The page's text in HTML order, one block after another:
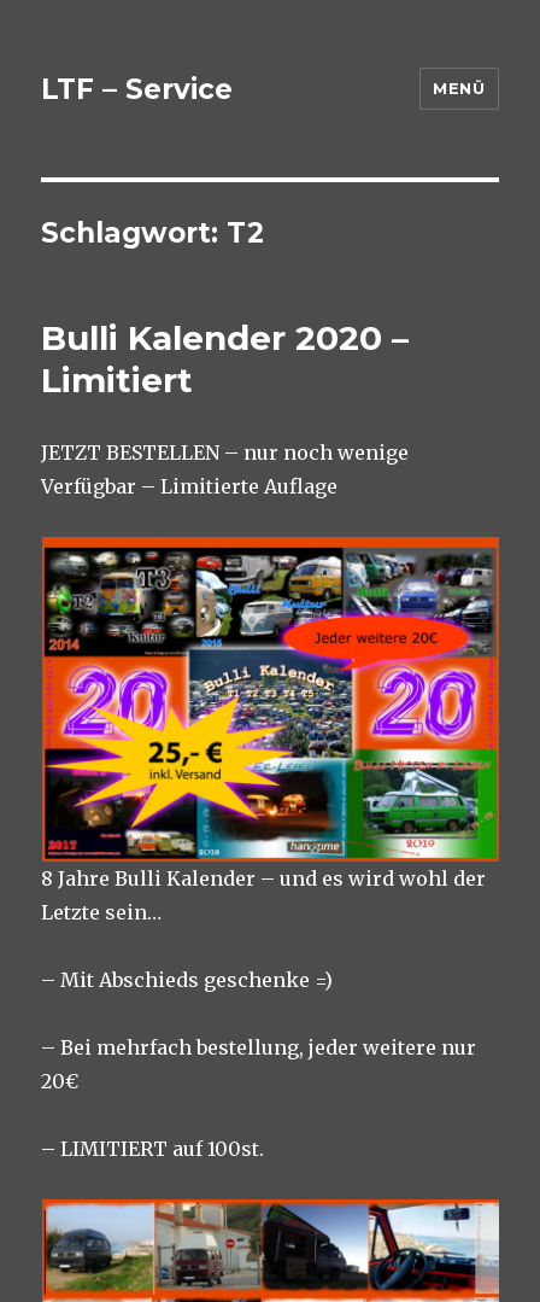
LTF – Service MENÜ
Schlagwort: T2
Bulli Kalender 2020 –
Limitiert
JETZT BESTELLEN – nur noch wenige
Verfügbar – Limitierte Auflage
8 Jahre Bulli Kalender – und es wird wohl der
Letzte sein…
– Mit Abschieds geschenke =)
– Bei mehrfach bestellung, jeder weitere nur
20€
– LIMITIERT auf 100st.